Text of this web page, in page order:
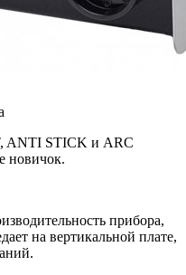
ANTI STICK и ARC
новичок.
прибора,
на вертикальной плате,